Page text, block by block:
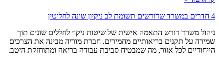
4 חדרים במשרד שדורשים תשומת לב ניקיון שונה לחלוטין
ניהול משרד דורש התאמה אישית של שיטות ניקוי לחללים שונים תוך
שמירה על תקנים בריאותיים מחמירים. חברת מוריה מבינה את הצרכים
הייחודיים לכל אזור, מה שמבטיח סביבת עבודה בריאה ומתוחזקת היטב.